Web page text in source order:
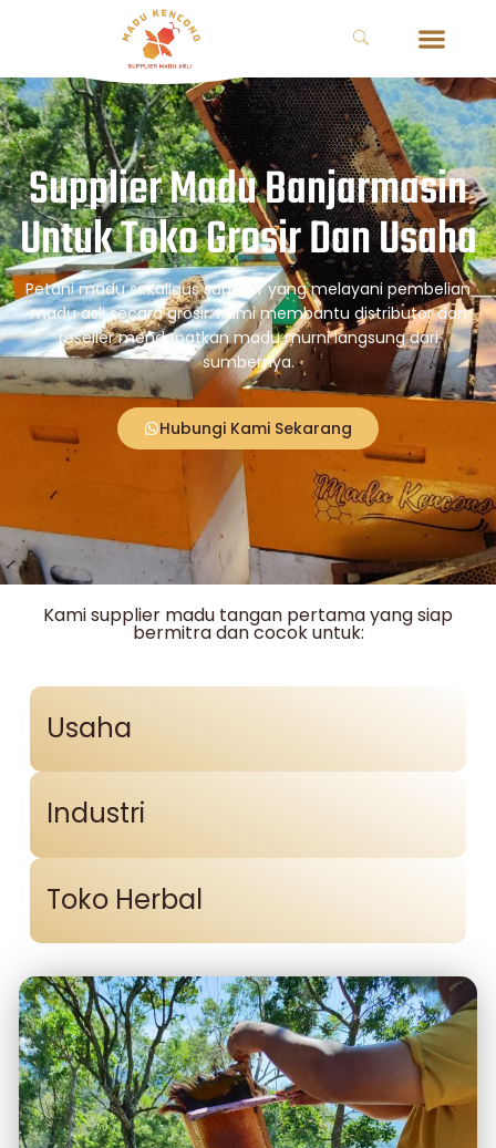
Supplier Madu Banjarmasin
Untuk Toko Grosir Dan Usaha
Petani madu sekaligus supplier yang melayani pembelian
madu asli secara grosir. Kami membantu distributor dan
reseller mendapatkan madu murni langsung dari
sumbernya.
Hubungi Kami Sekarang
Kami supplier madu tangan pertama yang siap
bermitra dan cocok untuk:
Usaha
Industri
Toko Herbal